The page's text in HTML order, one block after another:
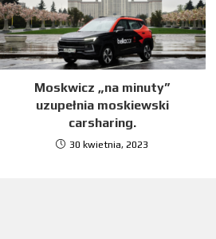
Moskwicz „na minuty”
uzupełnia moskiewski
carsharing.
30 kwietnia, 2023